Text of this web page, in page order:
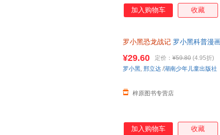
加入购物车 收藏
罗小黑恐龙战记 罗小黑科普漫
¥29.60 定价： ¥59.80 (4.95折)
梓原图书专营店
罗小黑, 邢立达 /湖南少年儿童出版社
加入购物车 收藏